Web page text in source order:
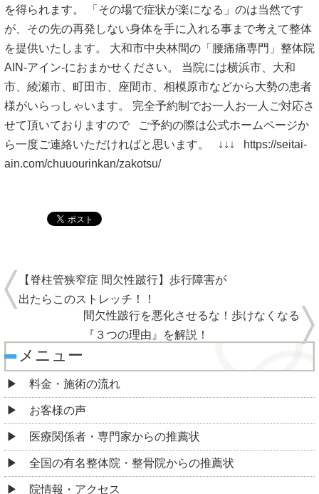
を得られます。 「その場で症状が楽になる」のは当然です
が、その先の再発しない身体を手に入れる事まで考えて整体
を提供いたします。 大和市中央林間の「腰痛痛専門」整体院
AIN-アイン-におまかせください。 当院には横浜市、大和
市、綾瀬市、町田市、座間市、相模原市などから大勢の患者
様がいらっしゃいます。 完全予約制でお一人お一人ご対応さ
せて頂いておりますので ご予約の際は公式ホームページか
ら一度ご連絡いただければと思います。 ↓↓↓
https://seitai-
ain.com/chuuourinkan/zakotsu/
【脊柱管狭窄症 間欠性跛行】歩行障害が
出たらこのストレッチ！！
間欠性跛行を悪化させるな！歩けなくなる
『３つの理由』を解説！
メニュー
料金・施術の流れ
お客様の声
医療関係者・専門家からの推薦状
全国の有名整体院・整骨院からの推薦状
院情報・アクセス